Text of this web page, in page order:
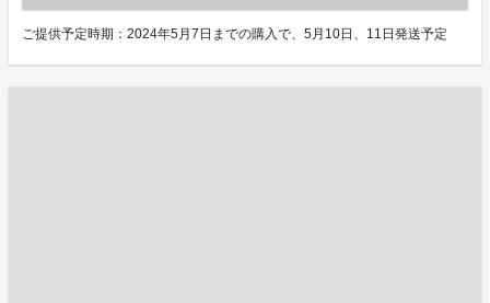
ご提供予定時期：2024年5月7日までの購入で、5月10日、11日発送予定